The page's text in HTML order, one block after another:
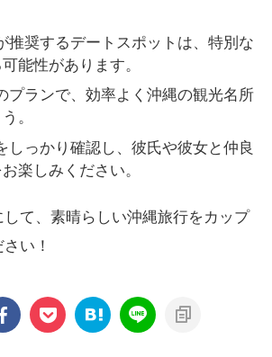
推奨するデートスポットは、特別な
能性があります。
プランで、効率よく沖縄の観光名所
。
しっかり確認し、彼氏や彼女と仲良
楽しみください。
して、素晴らしい沖縄旅行をカップ
い！